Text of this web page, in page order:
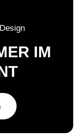
IM